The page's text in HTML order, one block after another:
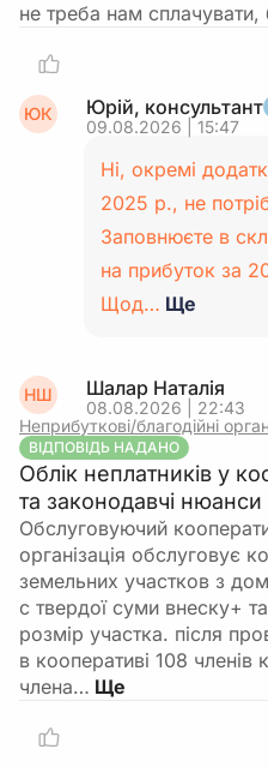
не треба нам
ЮК Юрій, консультант
09.08.2026 | 15:47
Ні, окремі
2025 р., не
Заповнюєте в
на прибуток за
Щод… Ще
НШ Шалар Наталія
08.08.2026 | 22:43
Неприбуткові/благодійні
ВІДПОВІДЬ НАДАНО
Облік неплатників у
та законодавчі нюанси
Обслуговуючий
організація обслуговує
земельних участков з
с твердої суми внеску+
розмір участка. після
в кооперативі 108 членів
члена…